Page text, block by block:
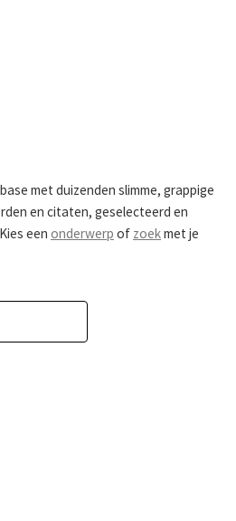
met duizenden slimme, grappige
en citaten, geselecteerd en
een onderwerp of zoekmet je